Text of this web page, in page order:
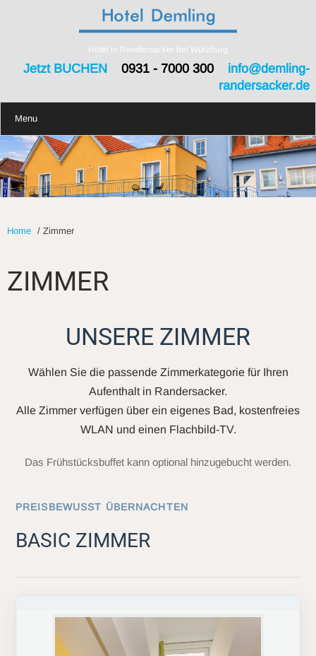
Hotel in Randersacker bei Würzburg
Jetzt BUCHEN0931 - 7000 300 info@demling-
randersacker.de
Menu
Home / Zimmer
ZIMMER
UNSERE ZIMMER
Wählen Sie die passende Zimmerkategorie für Ihren
Aufenthalt in Randersacker.
Alle Zimmer verfügen über ein eigenes Bad, kostenfreies
WLAN und einen Flachbild-TV.
Das Frühstücksbuffet kann optional hinzugebucht werden.
PREISBEWUSST ÜBERNACHTEN
BASIC ZIMMER